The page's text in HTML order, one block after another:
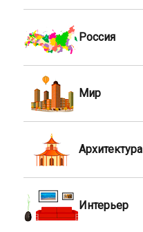
Россия
Мир
Архитектура
Интерьер